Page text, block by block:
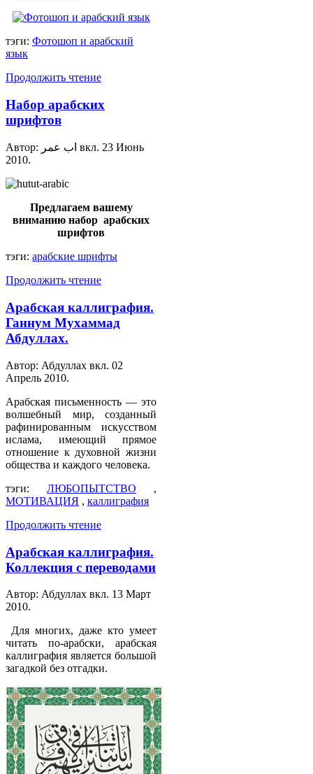
тэги: Фотошоп и арабский
язык
Продолжить чтение
Набор арабских
шрифтов
Автор: اب عمر вкл. 23 Июнь
2010.
Предлагаем вашему
вниманию набор арабских
шрифтов
тэги: арабские шрифты
Продолжить чтение
Арабская каллиграфия.
Ганнум Мухаммад
Абдуллах.
Автор: Абдуллах вкл. 02
Апрель 2010.
Арабская письменность — это
волшебный мир, созданный
рафинированным искусством
ислама, имеющий прямое
отношение к духовной жизни
общества и каждого человека.
тэги: ЛЮБОПЫТСТВО ,
МОТИВАЦИЯ , каллиграфия
Продолжить чтение
Арабская каллиграфия.
Коллекция с переводами
Автор: Абдуллах вкл. 13 Март
2010.
Для многих, даже кто умеет
читать по-арабски, арабская
каллиграфия является большой
загадкой без отгадки.